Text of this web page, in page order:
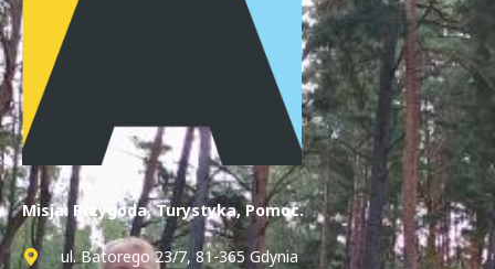
Misja: Przygoda, Turystyka, Pomoc.
ul. Batorego 23/7, 81-365 Gdynia